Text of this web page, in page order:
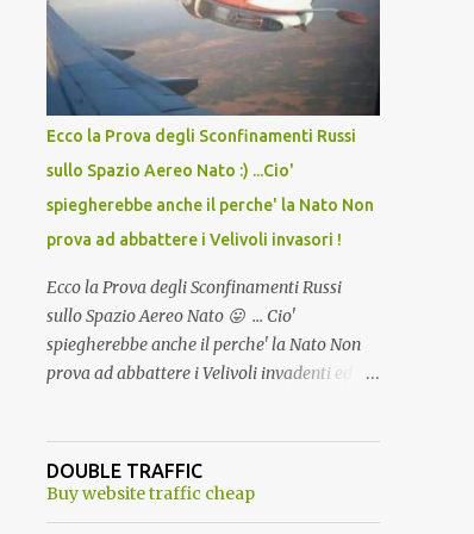
lo scopo della temperatura? Qualcuno a suo
tempo ribattezzo' il Vaccino come: l' Amaro
del Capo, era "spettacolare Ghiacciato, ma
andava bene anche, a Temperatura
Ambiente"! Riproponiamo l'articolo per NON
Ecco la Prova degli Sconfinamenti Russi
sullo Spazio Aereo Nato :) ...Cio'
spiegherebbe anche il perche' la Nato Non
prova ad abbattere i Velivoli invasori !
Ecco la Prova degli Sconfinamenti Russi
sullo Spazio Aereo Nato 😛 ... Cio'
spiegherebbe anche il perche' la Nato Non
prova ad abbattere i Velivoli invadenti ed
alcuna notizia di un'invasione dello spazio
aereo NATO da parte di un robot chiamato
DOUBLE TRAFFIC
Buy website traffic cheap